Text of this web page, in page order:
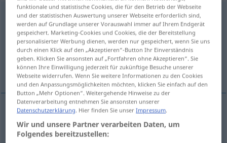
inkriminovat <(im)pf>
Übersicht aller Übersetzungen
(Für mehr Details die Übersetzung anklicken/antippen)
inkriminieren, beschuldigen
inkriminieren,beschuldigen inkriminovat
funktionale und statistische Cookies, die für den Betrieb der Webseite
und der statistischen Auswertung unserer Webseite erforderlich sind,
werden auf Grundlage unserer Vorauswahl immer auf Ihrem Endgerät
gespeichert. Marketing-Cookies und Cookies, die der Bereitstellung
personalisierter Werbung dienen, werden nur gespeichert, wenn Sie uns
durch einen Klick auf den „Akzeptieren“-Button Ihr Einverständnis
geben. Klicken Sie ansonsten auf „Fortfahren ohne Akzeptieren“. Sie
können Ihre Einwilligung jederzeit für zukünftige Besuche unserer
Webseite widerrufen. Wenn Sie weitere Informationen zu den Cookies
und den Anpassungsmöglichkeiten möchten, klicken Sie einfach auf den
Button „Mehr Optionen“. Weitergehende Hinweise zu der
Datenverarbeitung entnehmen Sie ansonsten unserer
Datenschutzerklärung. Hier finden Sie unserImpressum.
Wir und unsere Partner verarbeiten Daten, um
Folgendes bereitzustellen: